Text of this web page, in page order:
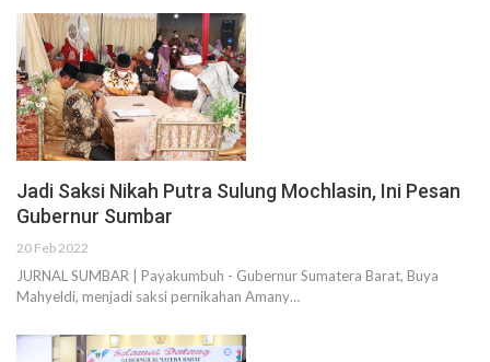
Jadi Saksi Nikah Putra Sulung Mochlasin, Ini Pesan
Gubernur Sumbar
20 Feb 2022
JURNAL SUMBAR | Payakumbuh - Gubernur Sumatera Barat, Buya
Mahyeldi, menjadi saksi pernikahan Amany…